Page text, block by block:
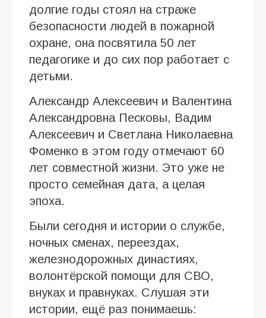
долгие годы стоял на страже
безопасности людей в пожарной
охране, она посвятила 50 лет
педагогике и до сих пор работает с
детьми.
Александр Алексеевич и Валентина
Александровна Песковы, Вадим
Алексеевич и Светлана Николаевна
Фоменко в этом году отмечают 60
лет совместной жизни. Это уже не
просто семейная дата, а целая
эпоха.
Были сегодня и истории о службе,
ночных сменах, переездах,
железнодорожных династиях,
волонтёрской помощи для СВО,
внуках и правнуках. Слушая эти
истории, ещё раз понимаешь: